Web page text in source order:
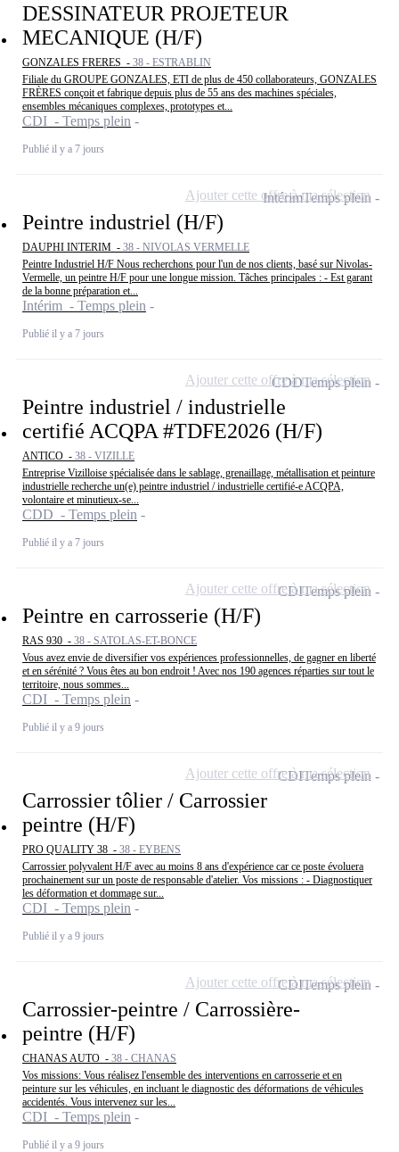
DESSINATEUR PROJETEUR
MECANIQUE (H/F)
GONZALES FRERES - 38 - ESTRABLIN
Filiale du GROUPE GONZALES, ETI de plus de 450 collaborateurs, GONZALES
FRÈRES conçoit et fabrique depuis plus de 55 ans des machines spéciales,
ensembles mécaniques complexes, prototypes et...
CDI - Temps plein
Publié il y a 7 jours
Peintre industriel (H/F)
DAUPHI INTERIM - 38 - NIVOLAS VERMELLE
Peintre Industriel H/F Nous recherchons pour l'un de nos clients, basé sur Nivolas-
Vermelle, un peintre H/F pour une longue mission. Tâches principales : - Est garant
de la bonne préparation et...
Intérim - Temps plein
Publié il y a 7 jours
IntérimTemps plein
Ajouter cette offre à ma sélection
Peintre industriel / industrielle
certifié ACQPA #TDFE2026 (H/F)
ANTICO - 38 - VIZILLE
Entreprise Vizilloise spécialisée dans le sablage, grenaillage, métallisation et peinture
industrielle recherche un(e) peintre industriel / industrielle certifié-e ACQPA,
volontaire et minutieux-se...
CDD - Temps plein
Publié il y a 7 jours
CDDTemps plein
Ajouter cette offre à ma sélection
Peintre en carrosserie (H/F)
RAS 930 - 38 - SATOLAS-ET-BONCE
Vous avez envie de diversifier vos expériences professionnelles, de gagner en liberté
et en sérénité ? Vous êtes au bon endroit ! Avec nos 190 agences réparties sur tout le
territoire, nous sommes...
CDI - Temps plein
Publié il y a 9 jours
CDITemps plein
Ajouter cette offre à ma sélection
Carrossier tôlier / Carrossier
peintre (H/F)
PRO QUALITY 38 - 38 - EYBENS
Carrossier polyvalent H/F avec au moins 8 ans d'expérience car ce poste évoluera
prochainement sur un poste de responsable d'atelier. Vos missions : - Diagnostiquer
les déformation et dommage sur...
CDI - Temps plein
Publié il y a 9 jours
CDITemps plein
Ajouter cette offre à ma sélection
Carrossier-peintre / Carrossière-
peintre (H/F)
CHANAS AUTO - 38 - CHANAS
Vos missions: Vous réalisez l'ensemble des interventions en carrosserie et en
peinture sur les véhicules, en incluant le diagnostic des déformations de véhicules
accidentés. Vous intervenez sur les...
CDI - Temps plein
Publié il y a 9 jours
CDITemps plein
Ajouter cette offre à ma sélection